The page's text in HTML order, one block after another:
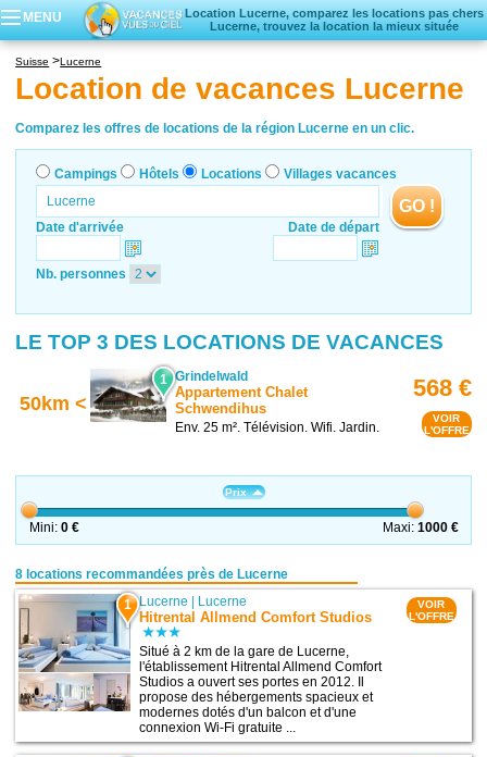
MENU
Location Lucerne, comparez les locations pas chers
Lucerne, trouvez la location la mieux située
Locations vacances
Villages vacances
Suisse Lucerne
Location de vacances Lucerne
Comparez les offres de locations de la région Lucerne en un clic.
Campings Hôtels Locations Villages vacances
Date d'arrivée Date de départ
GO !
Nb. personnes
LE TOP 3 DES LOCATIONS DE VACANCES
50km <
1 Grindelwald
Appartement Chalet
Schwendihus
Env. 25 m². Télévision. Wifi. Jardin.
568 €
VOIR
L'OFFRE
Prix
Mini: 0 € Maxi: 1000 €
8 locations recommandées près de Lucerne
1 Lucerne | Lucerne
Hitrental Allmend Comfort Studios
Situé à 2 km de la gare de Lucerne,
l'établissement Hitrental Allmend Comfort
Studios a ouvert ses portes en 2012. Il
propose des hébergements spacieux et
modernes dotés d'un balcon et d'une
connexion Wi-Fi gratuite ...
VOIR
L'OFFRE